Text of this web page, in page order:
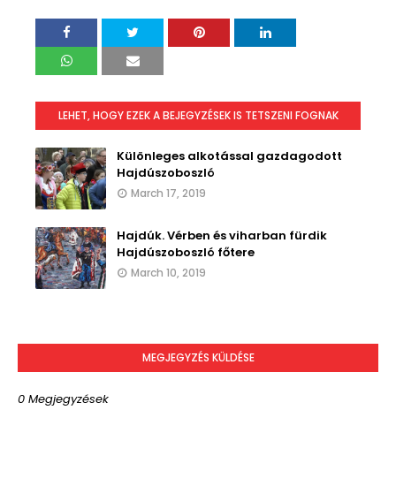
LEHET, HOGY EZEK A BEJEGYZÉSEK IS TETSZENI FOGNAK
Különleges alkotással gazdagodott
Hajdúszoboszló
March 17, 2019
Hajdúk. Vérben és viharban fürdik
Hajdúszoboszló főtere
March 10, 2019
MEGJEGYZÉS KÜLDÉSE
0 Megjegyzések